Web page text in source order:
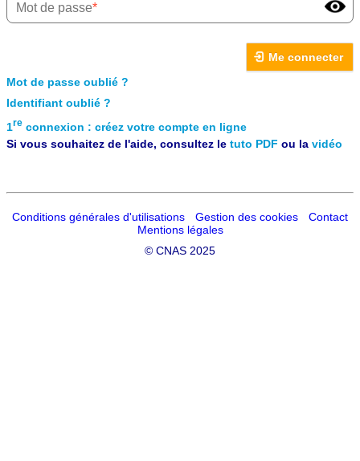
Mot de passe
Me connecter
Mot de passe oublié ?
Identifiant oublié ?
1re connexion : créez votre compte en ligne
Si vous souhaitez de l'aide, consultez le tuto PDF ou la vidéo
Conditions générales d'utilisations Gestion des cookies
Contact
Mentions légales
© CNAS 2025